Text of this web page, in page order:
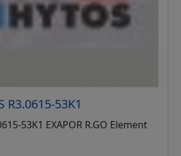
R3.0615-53K1
53K1 EXAPOR R.GO Element